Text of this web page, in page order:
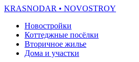
KRASNODAR • NOVOSTROY
Новостройки
Коттеджные посёлки
Вторичное жилье
Дома и участки